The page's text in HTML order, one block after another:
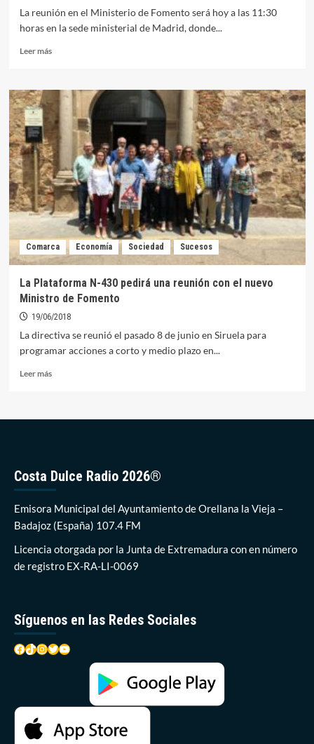
N-
430
La reunión en el Ministerio de Fomento será hoy a las 11:30
horas en la sede ministerial de Madrid, donde...
Leer másLeer
La
Plataforma
N-
430
se
reúne
hoy
con
el
director
general
infraestructuras
Comarca Economía Sociedad Sucesos
La Plataforma N-430 pedirá una reunión con el nuevo
Ministro de Fomento
19/06/2018
La directiva se reunió el pasado 8 de junio en Siruela para
programar acciones a corto y medio plazo en...
Leer másLeer
una
reunión
con
nuevo
Ministro
Fomento
Costa Dulce Radio 2026®
Emisora Municipal del Ayuntamiento de Orellana la Vieja –
Badajoz (España) 107.4 FM
Licencia otorgada por la Junta de Extremadura con en número
de registro EX-RA-LI-0069
Síguenos en las Redes Sociales
Facebook
TikTok
Instagram
Twitter
YouTube